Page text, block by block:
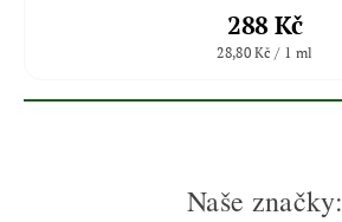
288 Kč
28,80 Kč / 1 ml
Naše značky: